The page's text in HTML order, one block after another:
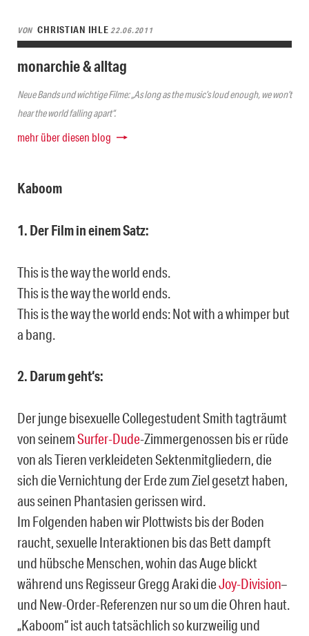
VON CHRISTIAN IHLE22.06.2011
monarchie & alltag
Neue Bands und wichtige Filme: „As long as the music’s loud enough, we won’t
hear the world falling apart“.
mehr über diesen blog
Kaboom
1. Der Film in einem Satz:
This is the way the world ends.
This is the way the world ends.
This is the way the world ends: Not with a whimper but
a bang.
2. Darum geht‘s:
Der junge bisexuelle Collegestudent Smith tagträumt
von seinemSurfer-Dude-Zimmergenossen bis er rüde
von als Tieren verkleideten Sektenmitgliedern, die
sich die Vernichtung der Erde zum Ziel gesetzt haben,
aus seinen Phantasien gerissen wird.
Im Folgenden haben wir Plottwists bis der Boden
raucht, sexuelle Interaktionen bis das Bett dampft
und hübsche Menschen, wohin das Auge blickt
während uns Regisseur Gregg Araki dieJoy-Division–
und New-Order-Referenzen nur so um die Ohren haut.
„Kaboom“ ist auch tatsächlich so kurzweilig und